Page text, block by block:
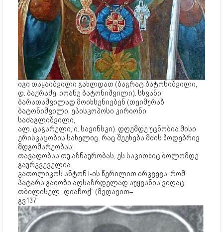
იგი თაყაიშვილი გახლდათ (ბაგრატ ბატონიშვილი,
დ. ბაქრაძე, იოანე ბატონიშვილი). სხვანი
ბარათაშვილად მოიხსენიებენ (თეიმურაზ
ბატონიშვილი, ეპისკოპოსი კირიონი
საძაგლიშვილი,
ალ. ცაგარელი, ი. სავინსკი). დღემდე უცნობია მისი
ერისკაცობის სახელიც. რაც შეეხება მძის წოდებრივ
მდგომარეობას:
თავადობას თუ აზნაურობას, ეს საკითხიც ბოლომდე
გაურკვეველია.
კათოლიკოს ანტონ I-ის წერილით ირკვევა, რომ
პატარა გაიოზი აღსაზრდელად აუყვანია ვიღაც
თბილისელ „დიაჩოქ“ (მედავით–
გვ137